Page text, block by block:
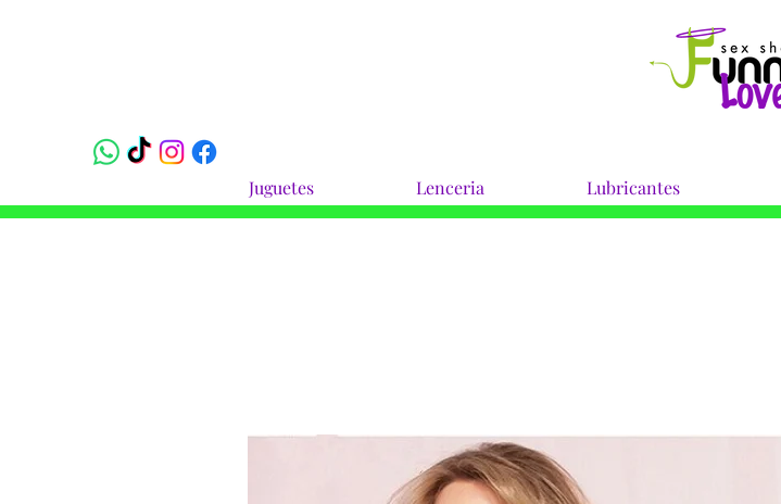
Juguetes Lenceria Lubricantes